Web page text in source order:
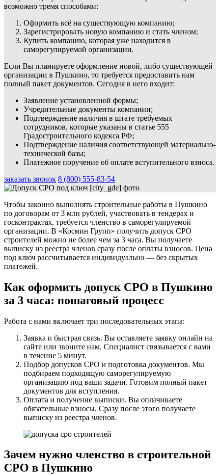
возможно тремя способами:
Оформить всё на существующую компанию;
Зарегистрировать новую компанию и стать членом;
Купить компанию, которая уже находится в
саморегулируемой организации.
Если Вы планируете оформление новой, либо существующей
организации в Пушкино, то требуется предоставить нам
полный пакет документов. Сегодня в него входит:
Заявление установленной формы;
Учредительные документы компании;
Подтверждение наличия в штате требуемых
сотрудников, которые указаны в статье 555
Градостроительного кодекса РФ;
Подтверждение наличия соответствующей материально-
технической базы;
Платежное поручение об оплате вступительного взноса.
заказать звонок 8 (800) 555-83-54
Чтобы законно выполнять строительные работы в Пушкино
по договорам от 3 млн рублей, участвовать в тендерах и
госконтрактах, требуется членство в саморегулируемой
организации. В «Космин Групп» получить допуск СРО
строителей можно не более чем за 3 часа. Вы получаете
выписку из реестра членов сразу после оплаты взносов. Цена
под ключ рассчитывается индивидуально — без скрытых
платежей.
Как оформить допуск СРО в Пушкино
за 3 часа: пошаговый процесс
Работа с нами включает три последовательных этапа:
Заявка и быстрая связь. Вы оставляете заявку онлайн на
сайте или звоните нам. Специалист связывается с вами
в течение 5 минут.
Подбор допусков СРО и подготовка документов. Мы
подбираем подходящую саморегулируемую
организацию под ваши задачи. Готовим полный пакет
документов для вступления.
Оплата и получение выписки. Вы оплачиваете
обязательные взносы. Сразу после этого получаете
выписку из реестра членов.
Зачем нужно членство в строительной
СРО в Пушкино